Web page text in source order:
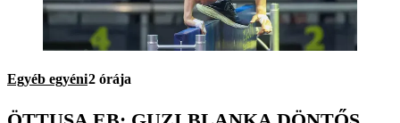
Egyéb egyéni2 órája